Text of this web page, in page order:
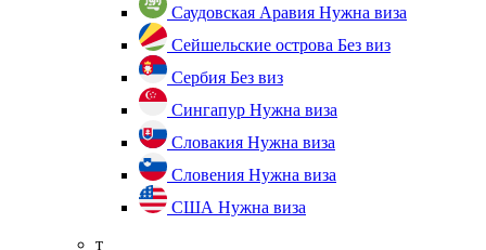
Саудовская Аравия Нужна виза
Сейшельские острова Без виз
Сербия Без виз
Сингапур Нужна виза
Словакия Нужна виза
Словения Нужна виза
США Нужна виза
т